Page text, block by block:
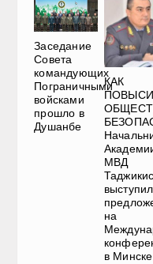
Заседание
Совета
командующих
Пограничными
войсками
прошло в
Душанбе
КАК
МВД
на
в Минске